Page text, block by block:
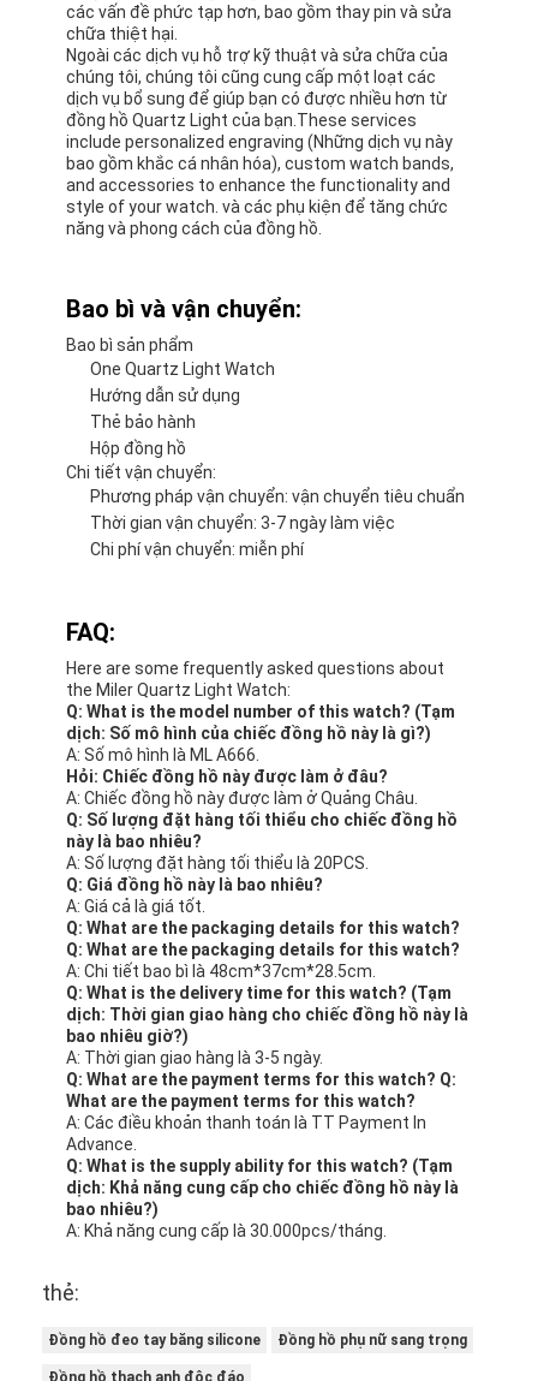
48cm*37cm*28.5cm. Thời gian giao hàng là 3-5
ngày, và các điều khoản thanh toán là thanh toán
trước.The watch is available in large quantities
Chiếc đồng hồ này có sẵn trong số lượng lớnThe
product comes with a 1-year limited warranty, which
ensures customer satisfaction and confidence in
the product. Sản phẩm này đi kèm với bảo hành hạn
chế 1 năm, đảm bảo sự hài lòng và niềm tin của
khách hàng vào sản phẩm.
In conclusion, the Miler ML A666 Quartz Light Watch
is a perfect product for various occasions and
khác nhau,whether formal or casual (bất kể chính
thức hay không)Đồng hồ chống nước, làm cho nó
hoàn hảo cho các hoạt động ngoài trời như thể thao,
đi bộ đường dài, và bơi lội.And is available at a good
price (và có sẵn với giá tốt), làm cho nó phải chăng
cho tất cả mọi người.
Tùy chỉnh:
and reliable timepiece that you can wear with
confidence.we offer comprehensive product
technical support and services to ensure that you
are able to get the most out of your purchase Chúng
tôi cung cấp hỗ trợ kỹ thuật sản phẩm toàn diện và
các dịch vụ để đảm bảo rằng bạn có thể tận dụng tối
đa việc mua hàng của mình.
Nhóm hỗ trợ kỹ thuật của chúng tôi có sẵn để trả lời
bất kỳ câu hỏi nào bạn có thể có về đồng hồ của
bạn.including troubleshooting common issues and
providing step-by-step instructions for performing
basic maintenance tasks (bao gồm khắc phục các
vấn đề phổ biến và cung cấp các hướng dẫn từng
bước để thực hiện các nhiệm vụ bảo trì cơ
bản)Chúng tôi cũng cung cấp dịch vụ sửa chữa cho
các vấn đề phức tạp hơn, bao gồm thay pin và sửa
chữa thiệt hại.
Ngoài các dịch vụ hỗ trợ kỹ thuật và sửa chữa của
chúng tôi, chúng tôi cũng cung cấp một loạt các
dịch vụ bổ sung để giúp bạn có được nhiều hơn từ
đồng hồ Quartz Light của bạn.These services
include personalized engraving (Những dịch vụ này
bao gồm khắc cá nhân hóa), custom watch bands,
and accessories to enhance the functionality and
style of your watch. và các phụ kiện để tăng chức
năng và phong cách của đồng hồ.
Bao bì sản phẩm
Hướng dẫn sử dụng
Thẻ bảo hành